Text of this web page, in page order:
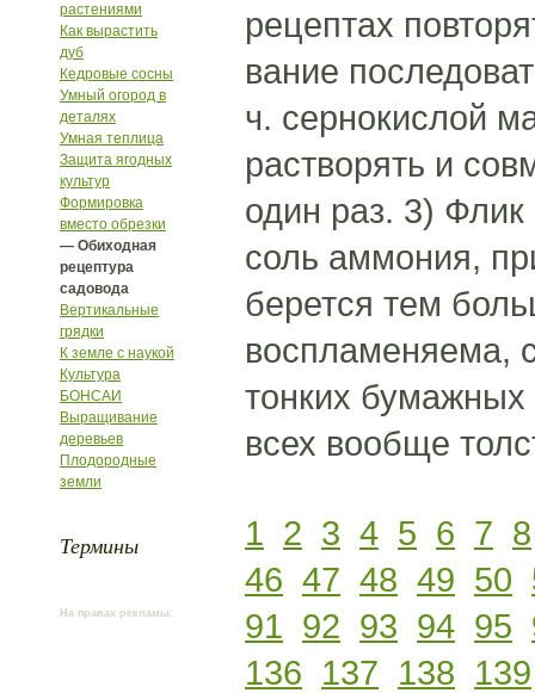
растениями
Как вырастить
дуб
Кедровые сосны
Умный огород в
деталях
Умная теплица
Защита ягодных
культур
Формировка
вместо обрезки
— Обиходная
рецептура
садовода
Вертикальные
грядки
К земле с наукой
Культура
БОНСАИ
Выращивание
деревьев
Плодородные
земли
Термины
На правах рекламы:
рецептах
вание
ч. сернокислой
растворять и
один раз. 3)
соль аммония,
берется тем
воспламеняема,
тонких
всех вообще
1 2 3 4 5 6 7 8
46 47 48 49 50
91 92 93 94 95
136 137 138 139